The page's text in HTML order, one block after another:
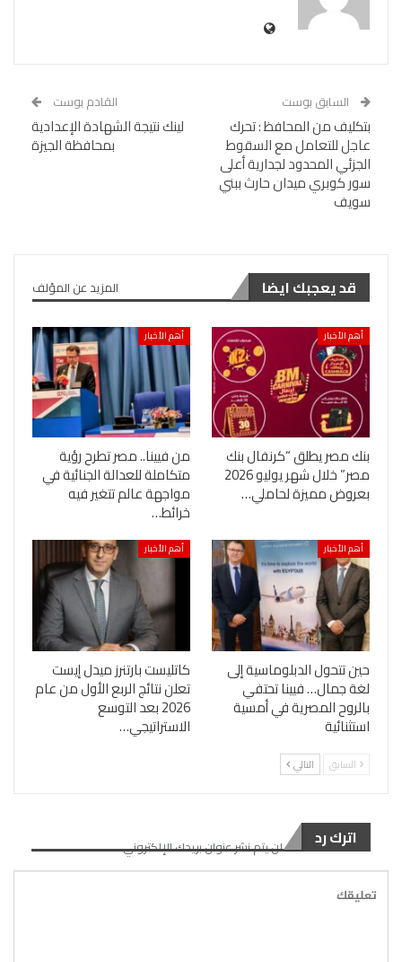
السابق بوست
بتكليف من المحافظ : تحرك
عاجل للتعامل مع السقوط
الجزئي المحدود لجدارية أعلى
سور كوبري ميدان حارث ببني
سويف
القادم بوست
لينك نتيجة الشهادة الإعدادية
بمحافظة الجيزة
قد يعجبك ايضا المزيد عن المؤلف
أهم الأخبار
بنك مصر يطلق “كرنفال بنك
مصر” خلال شهر يوليو 2026
بعروض مميزة لحاملي…
أهم الأخبار
من فيينا.. مصر تطرح رؤية
متكاملة للعدالة الجنائية في
مواجهة عالم تتغير فيه
خرائط…
أهم الأخبار
حين تتحول الدبلوماسية إلى
لغة جمال… فيينا تحتفي
بالروح المصرية في أمسية
استثنائية
أهم الأخبار
كاتليست بارتنرز ميدل إيست
تعلن نتائج الربع الأول من عام
2026 بعد التوسع
الاستراتيجي…
السابق التالي
اترك رد لن يتم نشر عنوان بريدك الإلكتروني.